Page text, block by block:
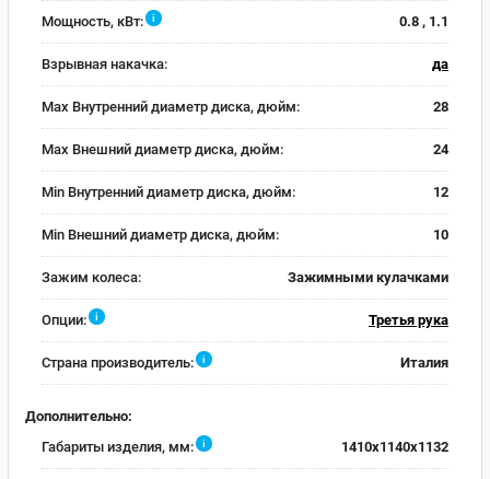
Мощность, кВт: i 0.8 , 1.1
Взрывная накачка: да
Max Внутренний диаметр диска, дюйм: 28
Max Внешний диаметр диска, дюйм: 24
Min Внутренний диаметр диска, дюйм: 12
Min Внешний диаметр диска, дюйм: 10
Зажим колеса: Зажимными кулачками
Опции: i Третья рука
Страна производитель: i Италия
Дополнительно:
Габариты изделия, мм:
i 1410x1140x1132